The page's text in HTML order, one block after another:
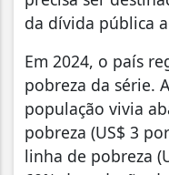
da dívida pública
Em 2024, o país
pobreza da série.
população vivia
pobreza (US$ 3
linha de pobreza